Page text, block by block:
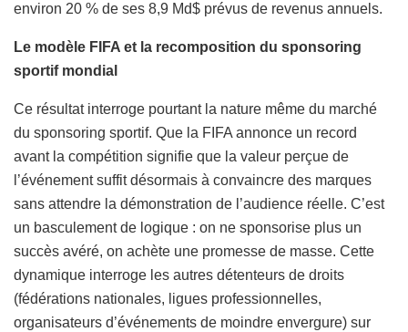
environ 20 % de ses 8,9 Md$ prévus de revenus annuels.
Le modèle FIFA et la recomposition du sponsoring
sportif mondial
Ce résultat interroge pourtant la nature même du marché
du sponsoring sportif. Que la FIFA annonce un record
avant la compétition signifie que la valeur perçue de
l’événement suffit désormais à convaincre des marques
sans attendre la démonstration de l’audience réelle. C’est
un basculement de logique : on ne sponsorise plus un
succès avéré, on achète une promesse de masse. Cette
dynamique interroge les autres détenteurs de droits
(fédérations nationales, ligues professionnelles,
organisateurs d’événements de moindre envergure) sur